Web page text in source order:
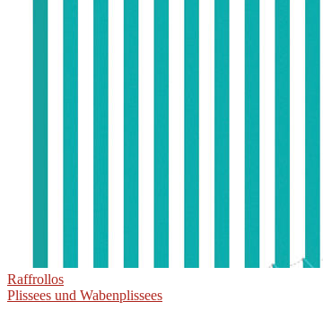
Beitragsnavigation
Raffrollos
Plissees und Wabenplissees